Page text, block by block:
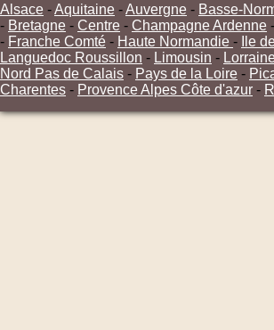
Alsace -Aquitaine -Auvergne - Basse-
- Bretagne - Centre - Champagne Ardenne -
- Franche Comté - Haute Normandie - Ile
Languedoc Roussillon - Limousin -
Nord Pas de Calais - Pays de la Loire -
Charentes - Provence Alpes Côte d'azur -